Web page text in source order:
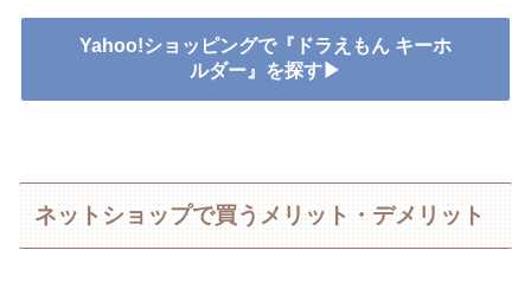
Yahoo!ショッピングで『ドラえもん キーホ
ルダー』を探す▶
ネットショップで買うメリット・デメリット